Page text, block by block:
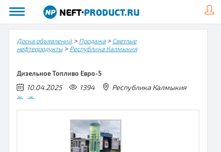
Доска объявлений> Продажа> Светлые
нефтепродукты> Республика Калмыкия
Дизельное Топливо Евро-5
10.04.2025 1394 Республика Калмыкия
← →